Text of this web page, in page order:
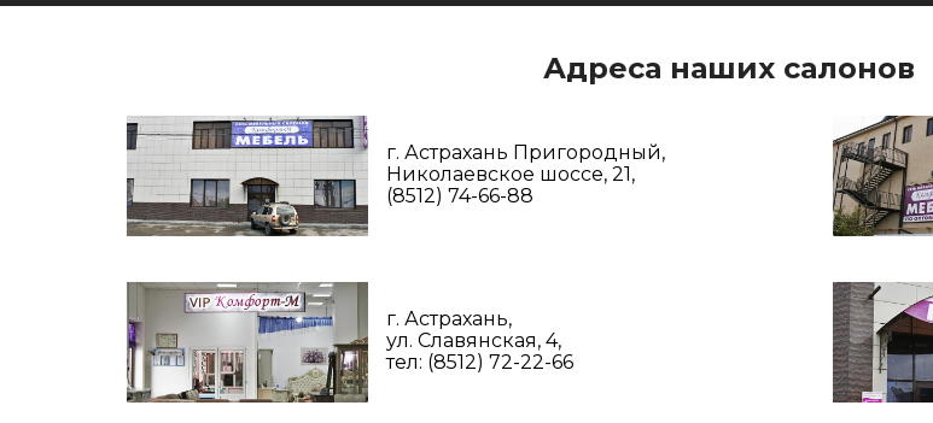
Адреса наших салонов
г. Астрахань Пригородный,
Николаевское шоссе, 21,
(8512) 74-66-88
г. Астрахань,
ул. Славянская, 4,
тел: (8512) 72-22-66